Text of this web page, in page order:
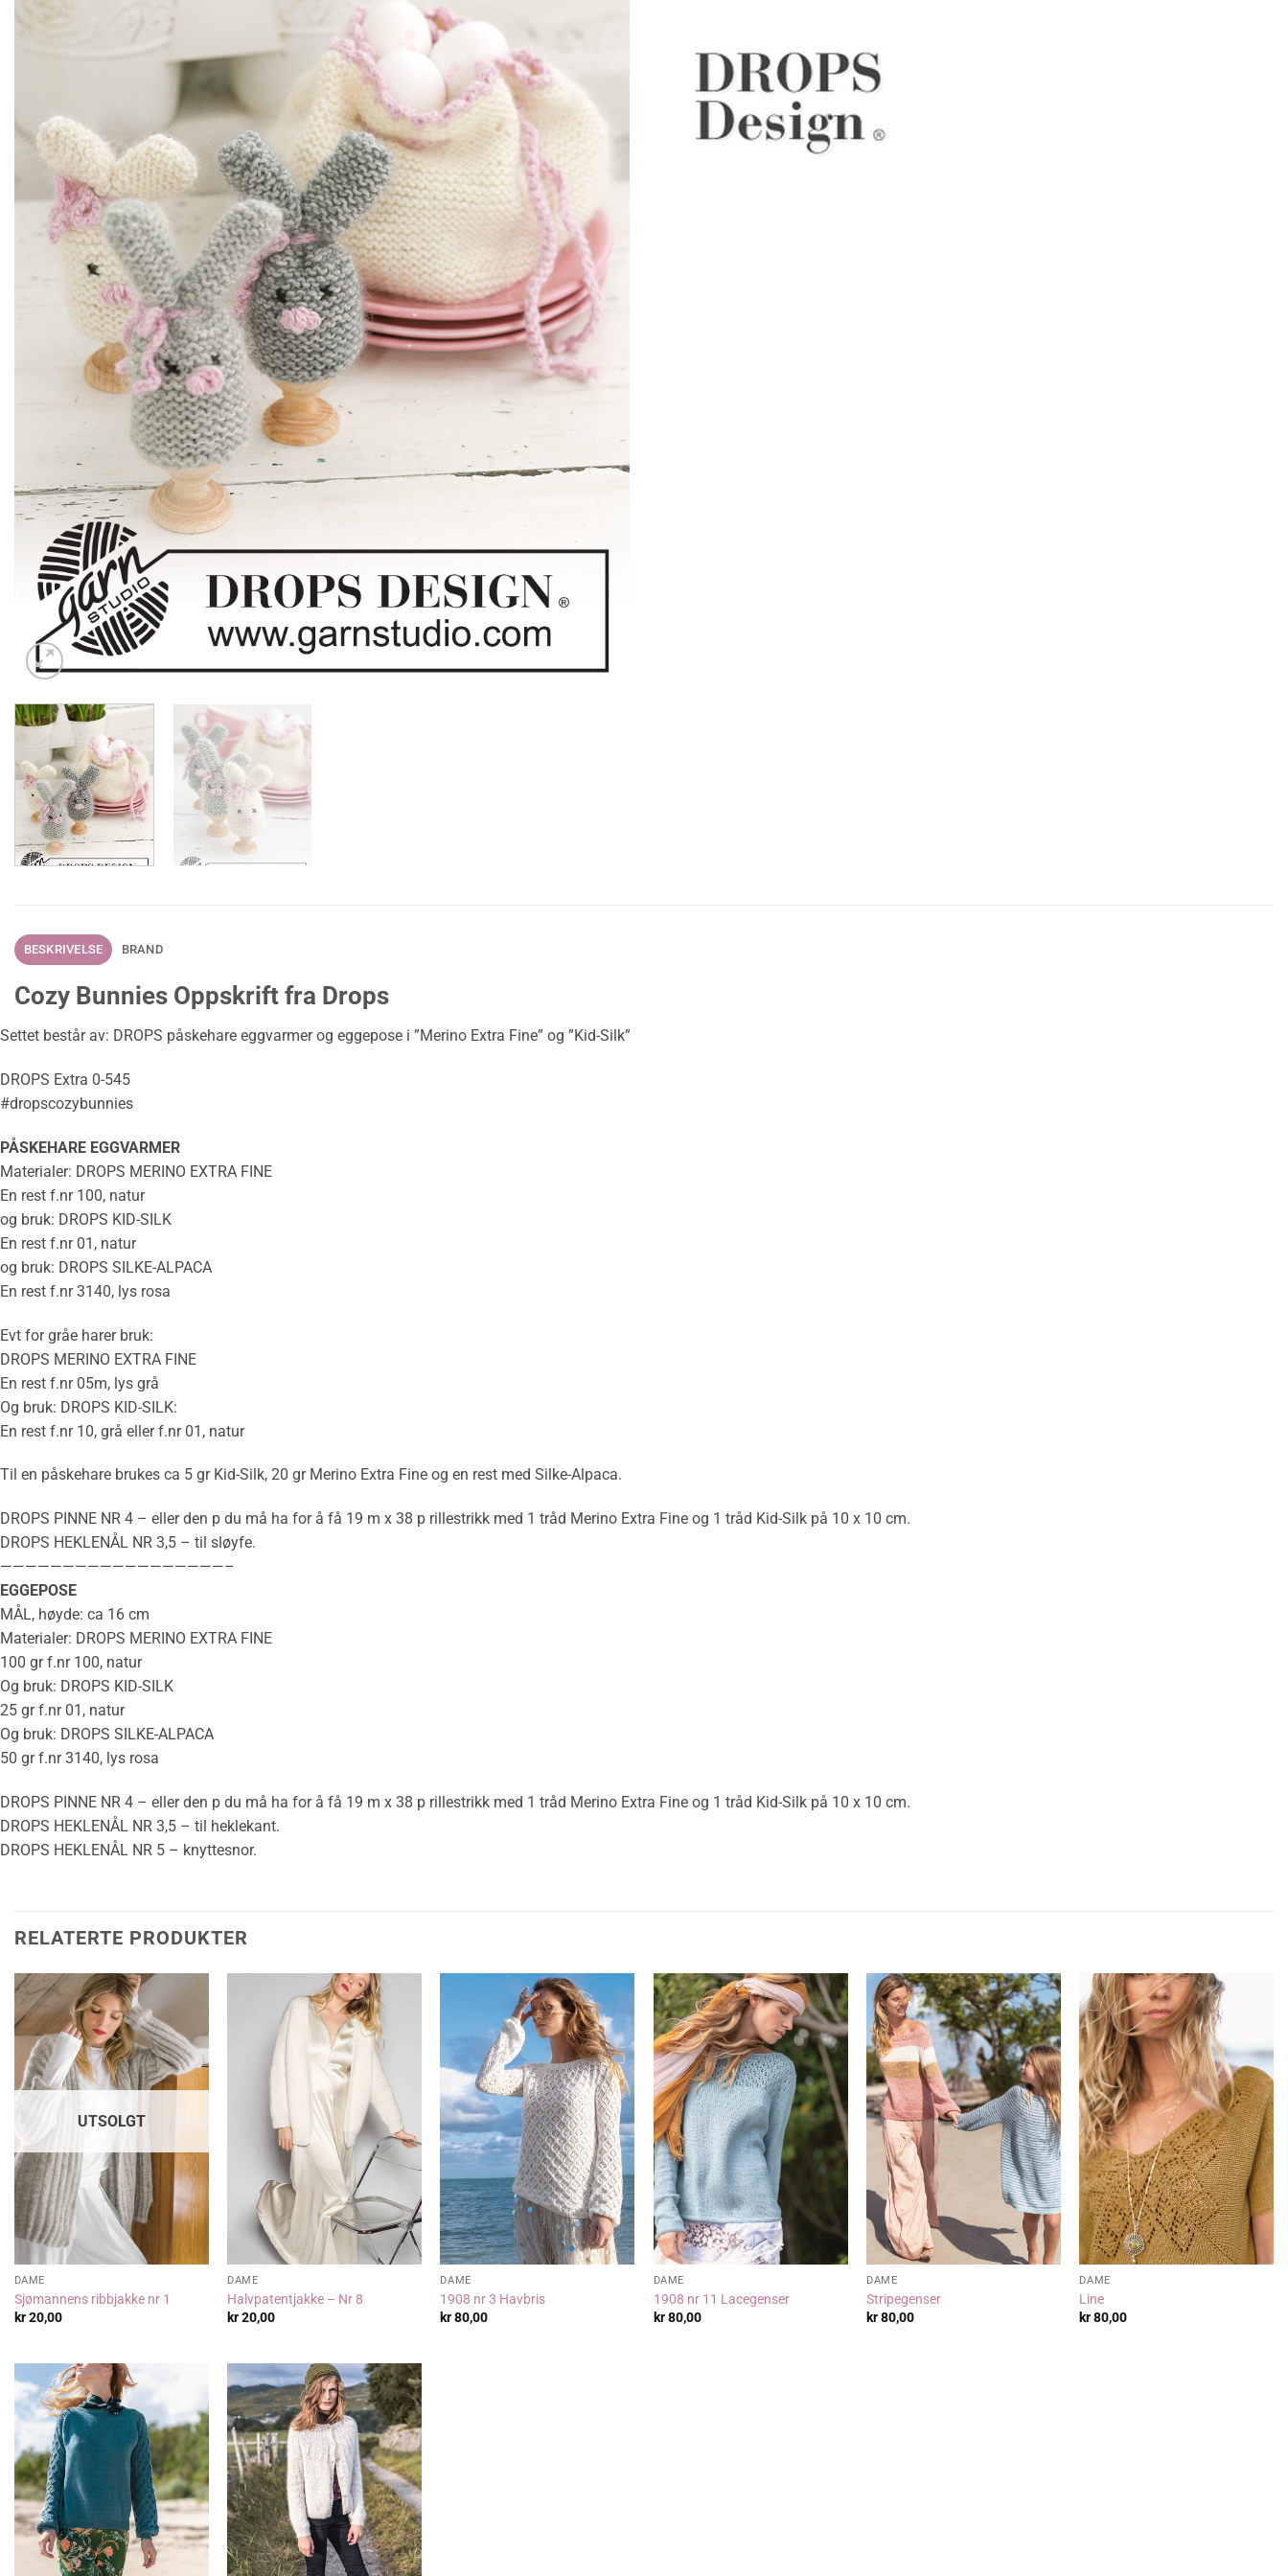
BESKRIVELSE BRAND
Cozy Bunnies Oppskrift fra Drops
Settet består av: DROPS påskehare eggvarmer og eggepose i ”Merino Extra Fine” og ”Kid-Silk”
DROPS Extra 0-545
#dropscozybunnies
PÅSKEHARE EGGVARMER
Materialer: DROPS MERINO EXTRA FINE
En rest f.nr 100, natur
og bruk: DROPS KID-SILK
En rest f.nr 01, natur
og bruk: DROPS SILKE-ALPACA
En rest f.nr 3140, lys rosa
Evt for gråe harer bruk:
DROPS MERINO EXTRA FINE
En rest f.nr 05m, lys grå
Og bruk: DROPS KID-SILK:
En rest f.nr 10, grå eller f.nr 01, natur
Til en påskehare brukes ca 5 gr Kid-Silk, 20 gr Merino Extra Fine og en rest med Silke-Alpaca.
DROPS PINNE NR 4 – eller den p du må ha for å få 19 m x 38 p rillestrikk med 1 tråd Merino Extra Fine og 1 tråd Kid-Silk på 10 x 10 cm.
DROPS HEKLENÅL NR 3,5 – til sløyfe.
——————————————————–
EGGEPOSE
MÅL, høyde: ca 16 cm
Materialer: DROPS MERINO EXTRA FINE
100 gr f.nr 100, natur
Og bruk: DROPS KID-SILK
25 gr f.nr 01, natur
Og bruk: DROPS SILKE-ALPACA
50 gr f.nr 3140, lys rosa
DROPS PINNE NR 4 – eller den p du må ha for å få 19 m x 38 p rillestrikk med 1 tråd Merino Extra Fine og 1 tråd Kid-Silk på 10 x 10 cm.
DROPS HEKLENÅL NR 3,5 – til heklekant.
DROPS HEKLENÅL NR 5 – knyttesnor.
RELATERTE PRODUKTER
UTSOLGT
DAME
Sjømannens ribbjakke nr 1
kr20,00
DAME
Halvpatentjakke – Nr 8
kr20,00
DAME
1908 nr 3 Havbris
kr80,00
DAME
1908 nr 11 Lacegenser
kr80,00
DAME
Stripegenser
kr80,00
DAME
Line
kr80,00